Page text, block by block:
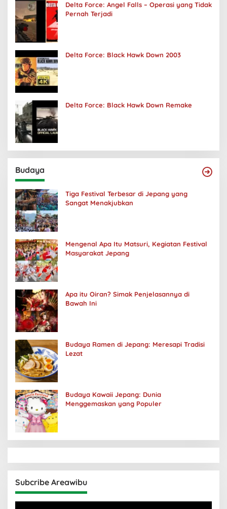
Delta Force: Angel Falls – Operasi yang Tidak
Pernah Terjadi
Delta Force: Black Hawk Down 2003
Delta Force: Black Hawk Down Remake
Budaya
Tiga Festival Terbesar di Jepang yang
Sangat Menakjubkan
Mengenal Apa Itu Matsuri, Kegiatan Festival
Masyarakat Jepang
Apa itu Oiran? Simak Penjelasannya di
Bawah Ini
Budaya Ramen di Jepang: Meresapi Tradisi
Lezat
Budaya Kawaii Jepang: Dunia
Menggemaskan yang Populer
Subcribe Areawibu